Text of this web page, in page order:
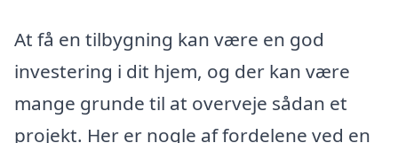
At få en tilbygning kan være en god
investering i dit hjem, og der kan være
mange grunde til at overveje sådan et
projekt. Her er nogle af fordelene ved en